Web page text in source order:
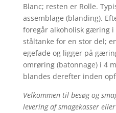
Blanc; resten er Rolle.
assemblage (blanding).
foregår alkoholisk gæring
ståltanke for en stor del;
egefade og ligger på
omrøring (batonnage) i 4
blandes derefter inden
Velkommen til besøg og
levering af smagekasser